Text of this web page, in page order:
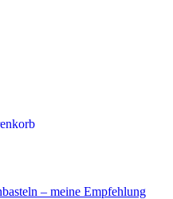
– meine Empfehlung